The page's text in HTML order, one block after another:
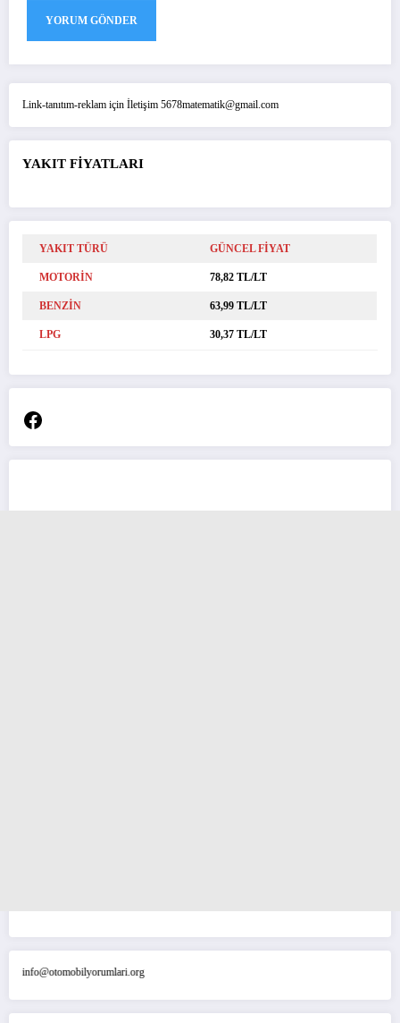
Link-tanıtım-reklam için İletişim 5678matematik@gmail.com
YAKIT FİYATLARI
YAKIT TÜRÜ GÜNCEL FİYAT
MOTORİN 78,82 TL/LT
BENZİN 63,99 TL/LT
LPG 30,37 TL/LT
Facebook